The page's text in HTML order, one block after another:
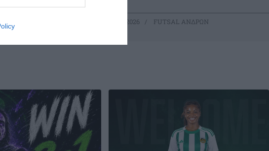
ΑΝΔΡΩΝ 26.04.2026 FUTSAL ΑΝΔΡΩΝ